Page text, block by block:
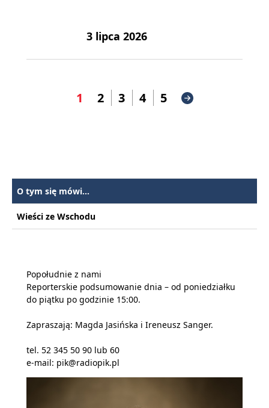
3 lipca 2026
1 2 3 4 5
O tym się mówi...
Wieści ze Wschodu
Popołudnie z nami
Reporterskie podsumowanie dnia – od poniedziałku
do piątku po godzinie 15:00.
Zapraszają: Magda Jasińska i Ireneusz Sanger.
tel. 52 345 50 90 lub 60
e-mail: pik@radiopik.pl